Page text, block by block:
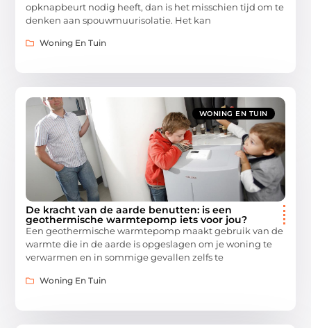
opknapbeurt nodig heeft, dan is het misschien tijd om te
denken aan spouwmuurisolatie. Het kan
Woning En Tuin
WONING EN TUIN
De kracht van de aarde benutten: is een
geothermische warmtepomp iets voor jou?
Een geothermische warmtepomp maakt gebruik van de
warmte die in de aarde is opgeslagen om je woning te
verwarmen en in sommige gevallen zelfs te
Woning En Tuin